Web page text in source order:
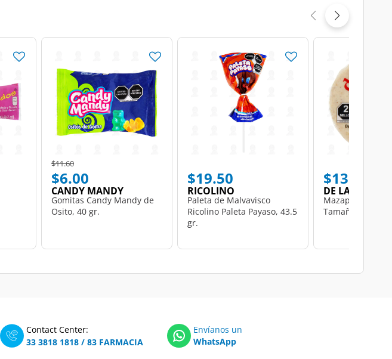
Price reduced from
$11.60to
$6.00
CANDY MANDY
Gomitas Candy Mandy de
Osito, 40 gr.
$19.50
RICOLINO
Paleta de Malvavisco
Ricolino Paleta Payaso, 43.5
gr.
$13.50
DE LA ROSA
Mazapán De la
Tamaño
Contact Center:
33 3818 1818 / 83 FARMACIA
Envíanos un
WhatsApp